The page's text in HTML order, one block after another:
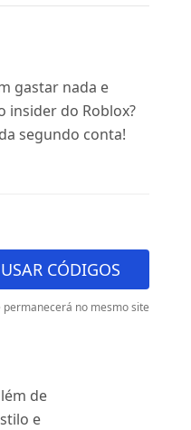
gastar nada e
insider do Roblox?
segundo conta!
CÓDIGOS
permanecerá no mesmo site
de
e